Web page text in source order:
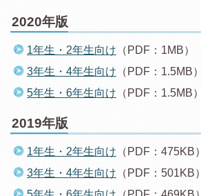
2020年版
1年生・2年生向け （PDF：1MB）
3年生・4年生向け （PDF：1.5MB）
5年生・6年生向け （PDF：1.5MB）
2019年版
1年生・2年生向け （PDF：475KB）
3年生・4年生向け （PDF：501KB）